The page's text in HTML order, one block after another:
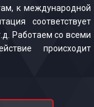
к международной
соответствует
Работаем со всеми
происходит